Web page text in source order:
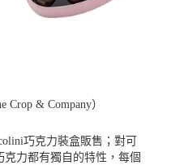
Crop & Company）
巧克力裝盒販售；對可
力都有獨自的特性，每個